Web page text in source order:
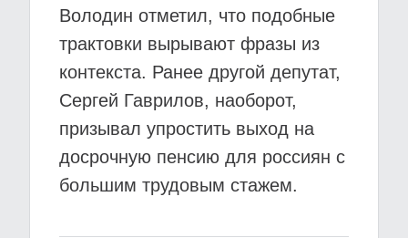
Володин отметил, что подобные
трактовки вырывают фразы из
контекста. Ранее другой депутат,
Сергей Гаврилов, наоборот,
призывал упростить выход на
досрочную пенсию для россиян с
большим трудовым стажем.